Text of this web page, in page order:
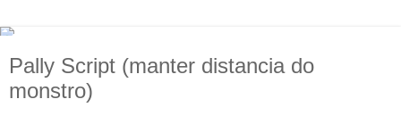
Pally Script (manter distancia do
monstro)